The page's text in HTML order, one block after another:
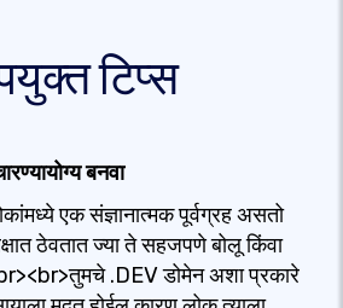
टिप्स
बनवा
एक संज्ञानात्मक पूर्वग्रह असतो
ठेवतात ज्या ते सहजपणे बोलू किंवा
.DEV डोमेन अशा प्रकारे